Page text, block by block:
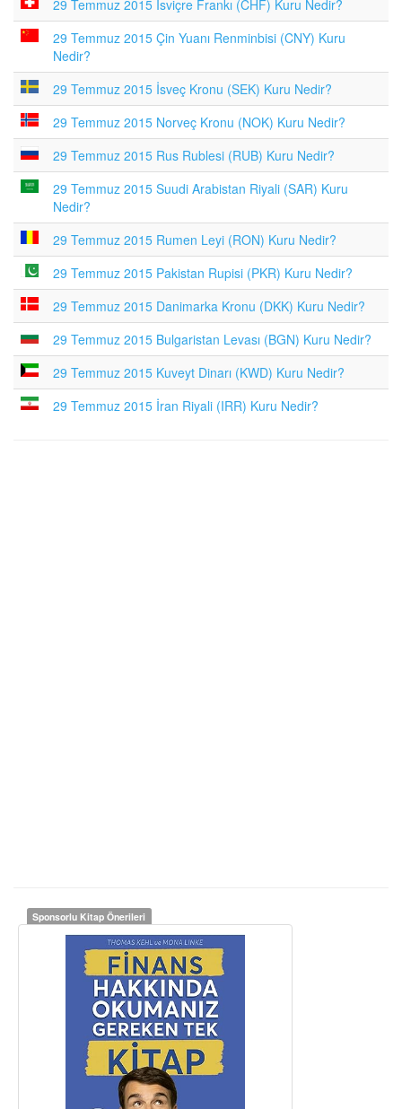
29 Temmuz 2015 İsviçre Frankı (CHF) Kuru Nedir?
29 Temmuz 2015 Çin Yuanı Renminbisi (CNY) Kuru
Nedir?
29 Temmuz 2015 İsveç Kronu (SEK) Kuru Nedir?
29 Temmuz 2015 Norveç Kronu (NOK) Kuru Nedir?
29 Temmuz 2015 Rus Rublesi (RUB) Kuru Nedir?
29 Temmuz 2015 Suudi Arabistan Riyali (SAR) Kuru
Nedir?
29 Temmuz 2015 Rumen Leyi (RON) Kuru Nedir?
29 Temmuz 2015 Pakistan Rupisi (PKR) Kuru Nedir?
29 Temmuz 2015 Danimarka Kronu (DKK) Kuru Nedir?
29 Temmuz 2015 Bulgaristan Levası (BGN) Kuru Nedir?
29 Temmuz 2015 Kuveyt Dinarı (KWD) Kuru Nedir?
29 Temmuz 2015 İran Riyali (IRR) Kuru Nedir?
Sponsorlu Kitap Önerileri